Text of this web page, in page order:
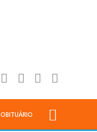
OBITUÁRIO